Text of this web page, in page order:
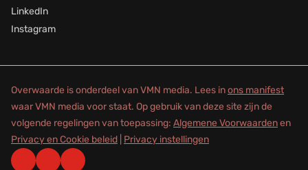
LinkedIn
Instagram
Overwaarde is onderdeel van VMN media. Lees inons manifest
waar VMN media voor staat. Op gebruik van deze site zijn de
volgende regelingen van toepassing: Algemene Voorwaardenen
Privacy en Cookie beleid Privacy instellingen